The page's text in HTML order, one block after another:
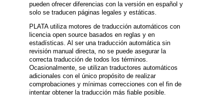
pueden ofrecer diferencias con la versión en español y
solo se traducen páginas legales y estáticas.
PLATA utiliza motores de traducción automáticos con
licencia open source basados en reglas y en
estadísticas. Al ser una traducción automática sin
revisión manual directa, no se puede asegurar la
correcta traducción de todos los términos.
Ocasionalmente, se utilizan traductores automáticos
adicionales con el único propósito de realizar
comprobaciones y mínimas correcciones con el fin de
intentar obtener la traducción más fiable posible.